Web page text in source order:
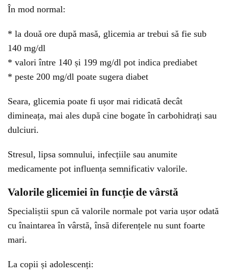
În mod normal:
* la două ore după masă, glicemia ar trebui să fie sub
140 mg/dl
* valori între 140 și 199 mg/dl pot indica prediabet
* peste 200 mg/dl poate sugera diabet
Seara, glicemia poate fi ușor mai ridicată decât
dimineața, mai ales după cine bogate în carbohidrați sau
dulciuri.
Stresul, lipsa somnului, infecțiile sau anumite
medicamente pot influența semnificativ valorile.
Valorile glicemiei în funcție de vârstă
Specialiștii spun că valorile normale pot varia ușor odată
cu înaintarea în vârstă, însă diferențele nu sunt foarte
mari.
La copii și adolescenți: